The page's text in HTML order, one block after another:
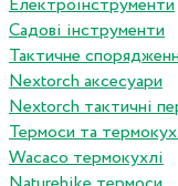
Електроінструменти
Садові інструменти
Тактичне
Nextorch аксесуари
Nextorch тактичні
Термоси та
Wacaco термокухлі